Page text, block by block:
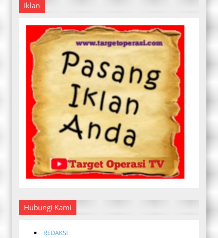
Iklan
Hubungi Kami
REDAKSI